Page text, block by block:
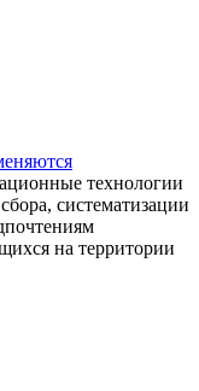
технологии
систематизации
на территории